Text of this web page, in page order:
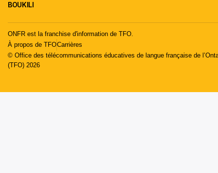
BOUKILI
ONFR est la franchise d'information de TFO.
À propos de TFOCarrières
© Office des télécommunications éducatives de langue française de
(TFO) 2026